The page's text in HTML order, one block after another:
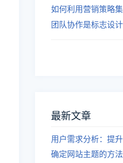
最新文章
确定网站主题的方法